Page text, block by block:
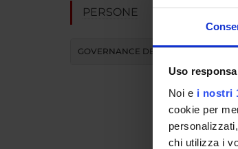
Uso
Noi e i nostri
cookie per
chi utilizza i
PERSONE
GOVERNANCE DELLA FACOLTÀ